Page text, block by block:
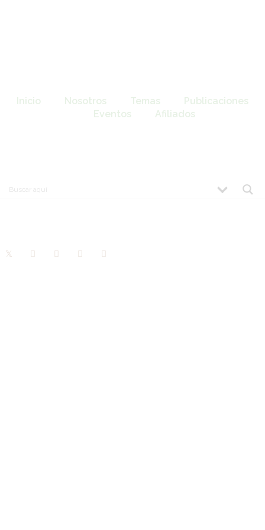
Inicio Nosotros Temas
Publicaciones
Eventos
Afiliados